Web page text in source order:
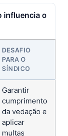
influencia o
DESAFIO
PARA O
SÍNDICO
Garantir
cumprimento
da vedação e
aplicar
multas